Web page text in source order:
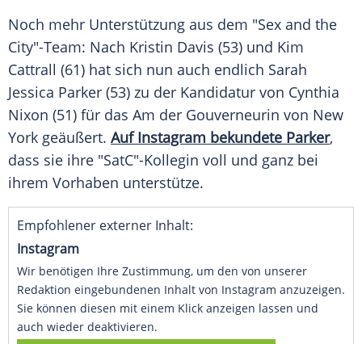
Noch mehr Unterstützung aus dem "Sex and the
City"-Team: Nach Kristin Davis (53) und Kim
Cattrall (61) hat sich nun auch endlich Sarah
Jessica Parker (53) zu der Kandidatur von Cynthia
Nixon (51) für das Am der Gouverneurin von New
York geäußert. Auf Instagram bekundete Parker,
dass sie ihre "SatC"-Kollegin voll und ganz bei
ihrem Vorhaben unterstütze.
Empfohlener externer Inhalt:
Instagram
Wir benötigen Ihre Zustimmung, um den von unserer
Redaktion eingebundenen Inhalt von Instagram anzuzeigen.
Sie können diesen mit einem Klick anzeigen lassen und
auch wieder deaktivieren.